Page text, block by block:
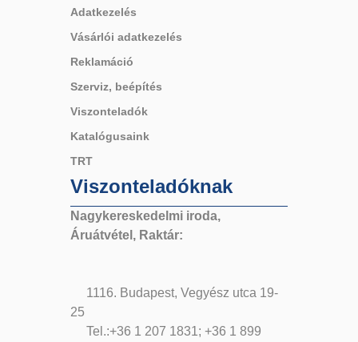
Adatkezelés
Vásárlói adatkezelés
Reklamáció
Szerviz, beépítés
Viszonteladók
Katalógusaink
TRT
Viszonteladóknak
Nagykereskedelmi iroda,
Áruátvétel, Raktár:
1116. Budapest, Vegyész utca 19-
25
Tel.:+36 1 207 1831; +36 1 899